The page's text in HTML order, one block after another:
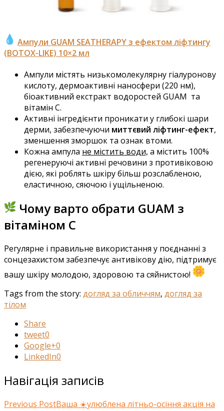
Ампули GUAM SEATHERAPY з ефектом ліфтингу
(BOTOX-LIKE) 10×2 мл
Ампули містять низькомолекулярну гіалуронову
кислоту, дермоактивні наносфери (220 нм),
біоактивний екстракт водоростей GUAM та
вітамін C.
Активні інгредієнти проникати у глибокі шари
дерми, забезпечуючи миттєвий ліфтинг-ефект,
зменшення зморшок та ознак втоми.
Кожна ампула не містить води, а містить 100%
регенеруючі активні речовини з противіковою
дією, які роблять шкіру більш розслабленою,
еластичною, сяючою і ущільненою.
Чому варто обрати GUAM з
вітаміном C
Регулярне і правильне використання у поєднанні з
сонцезахистом забезпечує антивікову дію, підтримує
вашу шкіру молодою, здоровою та сяйнистою!
Tags from the story: догляд за обличчям, догляд за
тілом
Share
tweet0
Google+0
LinkedIn0
Навігація записів
Previous PostВаша ☀️улюблена літньо-осіння акція на